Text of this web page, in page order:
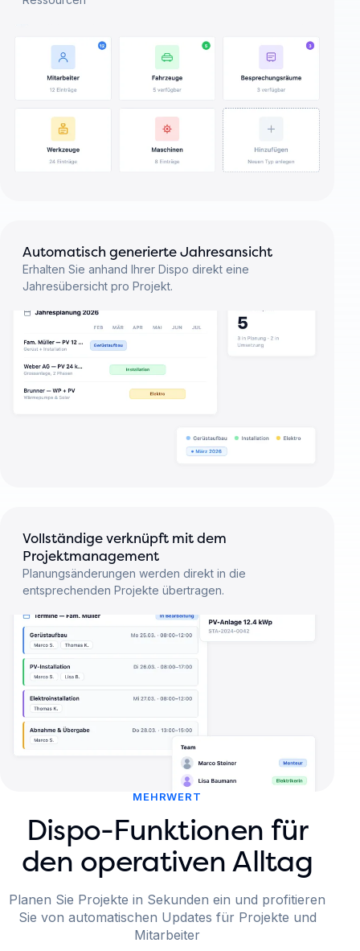
Automatisch generierte Jahresansicht
Erhalten Sie anhand Ihrer Dispo direkt eine
Jahresübersicht pro Projekt.
Vollständige verknüpft mit dem
Projektmanagement
Planungsänderungen werden direkt in die
entsprechenden Projekte übertragen.
MEHRWERT
Dispo-Funktionen für
den operativen Alltag
Planen Sie Projekte in Sekunden ein und profitieren
Sie von automatischen Updates für Projekte und
Mitarbeiter